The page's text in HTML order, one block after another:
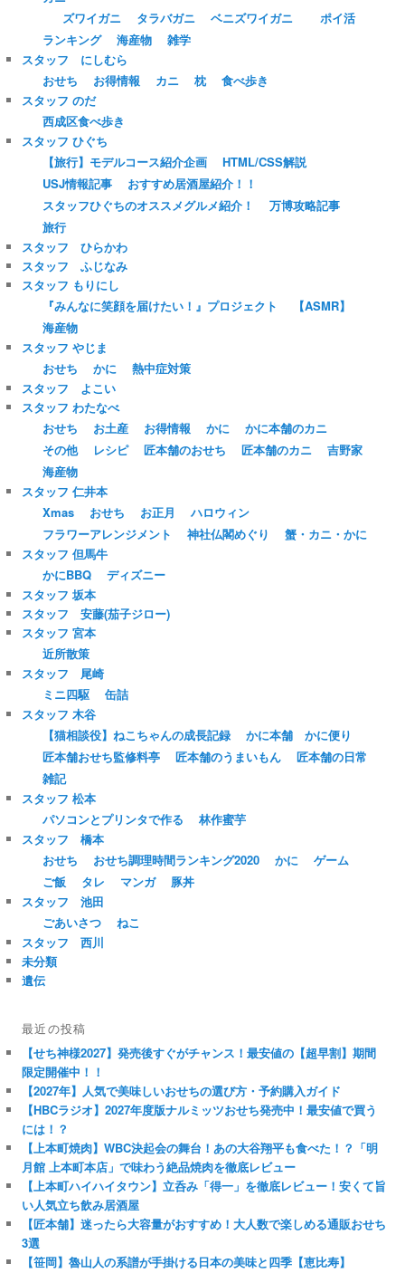
ズワイガニ
タラバガニ ベニズワイガニ
ポイ活
ランキング
海産物
雑学
スタッフ にしむら
おせち
お得情報 カニ 枕
食べ歩き
スタッフ のだ
西成区食べ歩き
スタッフ ひぐち
【旅行】モデルコース紹介企画
HTML/CSS解説
USJ情報記事
おすすめ居酒屋紹介！！
スタッフひぐちのオススメグルメ紹介！
万博攻略記事
旅行
スタッフ ひらかわ
スタッフ ふじなみ
スタッフ もりにし
『みんなに笑顔を届けたい！』プロジェクト
【ASMR】
海産物
スタッフ やじま
おせち
かに
熱中症対策
スタッフ よこい
スタッフ わたなべ
おせち
お土産 お得情報 かに
かに本舗のカニ
その他
レシピ 匠本舗のおせち 匠本舗のカニ
吉野家
海産物
スタッフ 仁井本
Xmas
おせち お正月
ハロウィン
フラワーアレンジメント
神社仏閣めぐり
蟹・カニ・かに
スタッフ 但馬牛
かにBBQ
ディズニー
スタッフ 坂本
スタッフ 安藤(茄子ジロー)
スタッフ 宮本
近所散策
スタッフ 尾崎
ミニ四駆
缶詰
スタッフ 木谷
【猫相談役】ねこちゃんの成長記録
かに本舗 かに便り
匠本舗おせち監修料亭
匠本舗のうまいもん
匠本舗の日常
雑記
スタッフ 松本
パソコンとプリンタで作る
林作蜜芋
スタッフ 橋本
おせち
おせち調理時間ランキング2020 かに
ゲーム
ご飯
タレ マンガ
豚丼
スタッフ 池田
ごあいさつ
ねこ
スタッフ 西川
未分類
遺伝
最近の投稿
【せち神様2027】発売後すぐがチャンス！最安値の【超早割】期間
限定開催中！！
【2027年】人気で美味しいおせちの選び方・予約購入ガイド
【HBCラジオ】2027年度版ナルミッツおせち発売中！最安値で買う
には！？
【上本町焼肉】WBC決起会の舞台！あの大谷翔平も食べた！？「明
月館 上本町本店」で味わう絶品焼肉を徹底レビュー
【上本町ハイハイタウン】立呑み「得一」を徹底レビュー！安くて旨
い人気立ち飲み居酒屋
【匠本舗】迷ったら大容量がおすすめ！大人数で楽しめる通販おせち
3選
【笹岡】魯山人の系譜が手掛ける日本の美味と四季【恵比寿】